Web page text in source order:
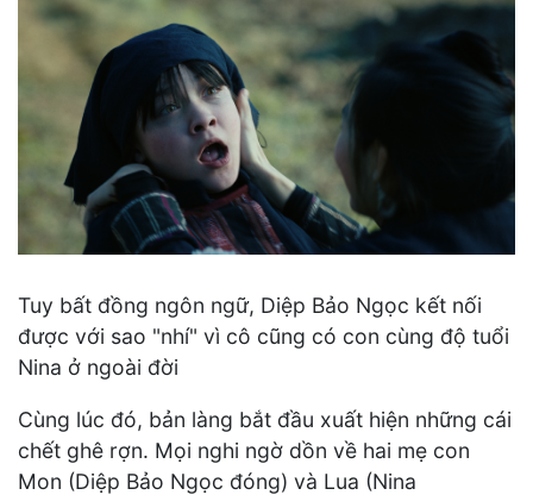
Tuy bất đồng ngôn ngữ, Diệp Bảo Ngọc kết nối
được với sao "nhí" vì cô cũng có con cùng độ tuổi
Nina ở ngoài đời
Cùng lúc đó, bản làng bắt đầu xuất hiện những cái
chết ghê rợn. Mọi nghi ngờ dồn về hai mẹ con
Mon (Diệp Bảo Ngọc đóng) và Lua (Nina